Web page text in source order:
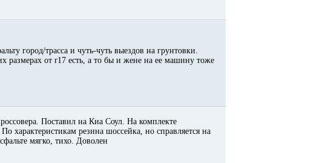
город/трасса и чуть-чуть выездов на грунтовки.
размерах от r17 есть, а то бы и жене на ее машину тоже
Поставил на Киа Соул. На комплекте
характеристикам резина шоссейка, но справляется на
мягко, тихо. Доволен